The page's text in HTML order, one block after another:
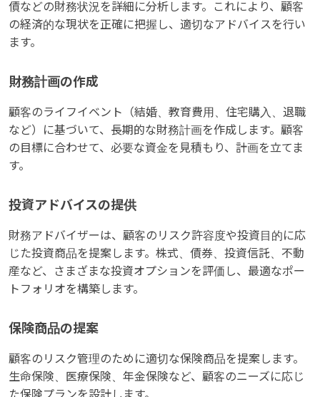
債などの財務状況を詳細に分析します。これにより、顧客
の経済的な現状を正確に把握し、適切なアドバイスを行い
ます。
財務計画の作成
顧客のライフイベント（結婚、教育費用、住宅購入、退職
など）に基づいて、長期的な財務計画を作成します。顧客
の目標に合わせて、必要な資金を見積もり、計画を立てま
す。
投資アドバイスの提供
財務アドバイザーは、顧客のリスク許容度や投資目的に応
じた投資商品を提案します。株式、債券、投資信託、不動
産など、さまざまな投資オプションを評価し、最適なポー
トフォリオを構築します。
保険商品の提案
顧客のリスク管理のために適切な保険商品を提案します。
生命保険、医療保険、年金保険など、顧客のニーズに応じ